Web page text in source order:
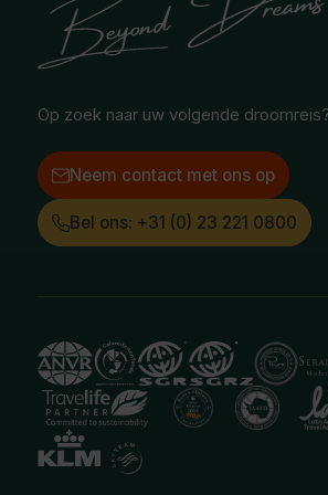
Treinreizen
Facebook
Instagram
Op zoek naar uw volgende droomreis?
Neem contact met ons op
Bel ons: +31 (0) 23 221 0800